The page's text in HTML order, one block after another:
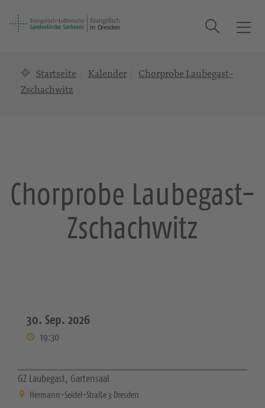
T
a
t
Suche
Startseite Kalender
Chorprobe Laubegast-
Zschachwitz
Chorprobe Laubegast-
Zschachwitz
30. Sep. 2026
19:30
GZ Laubegast, Gartensaal
Hermann-Seidel-Straße 3 Dresden